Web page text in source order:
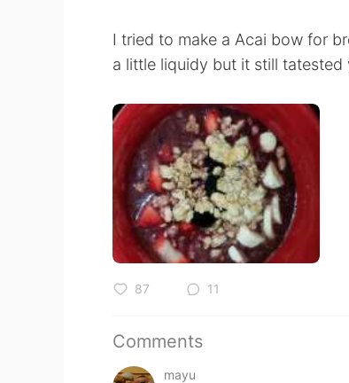
I tried to make a Acai bow for
a little liquidy but it still
87 11
Comments
mayu